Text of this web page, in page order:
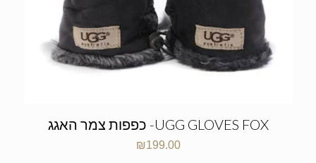
כפפות צמר האגג -UGG GLOVES FOX
₪199.00